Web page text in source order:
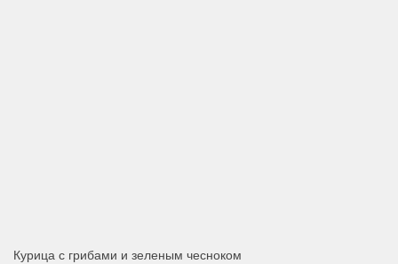
Курица с грибами и зеленым чесноком